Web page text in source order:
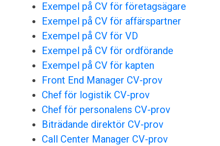
Exempel på CV för företagsägare
Exempel på CV för affärspartner
Exempel på CV för VD
Exempel på CV för ordförande
Exempel på CV för kapten
Front End Manager CV-prov
Chef för logistik CV-prov
Chef för personalens CV-prov
Biträdande direktör CV-prov
Call Center Manager CV-prov